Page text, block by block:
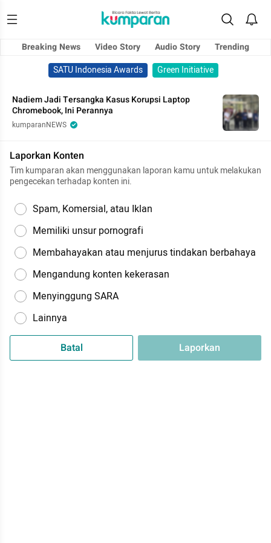
Breaking News Video Story Audio Story
Trending
SATU Indonesia Awards
Green Initiative
Nadiem Jadi Tersangka Kasus Korupsi Laptop
Chromebook, Ini Perannya
kumparanNEWS
Laporkan Konten
Tim kumparan akan menggunakan laporan kamu untuk melakukan
pengecekan terhadap konten ini.
Spam, Komersial, atau Iklan
Memiliki unsur pornografi
Membahayakan atau menjurus tindakan berbahaya
Mengandung konten kekerasan
Menyinggung SARA
Lainnya
Batal Laporkan